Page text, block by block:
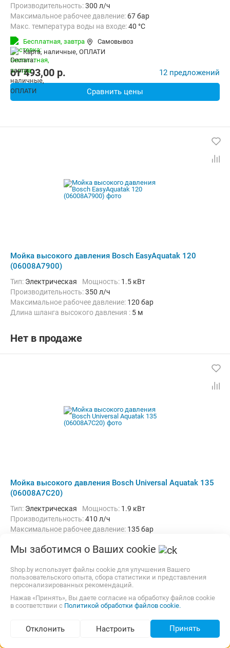
Подбор по параметрам (59)
Производительность:300 л/ч
Максимальное рабочее давление: 67 бар
Макс. температура воды на входе:40 °C
Длина шланга высокого давления :
Бесплатная, завтра
Самовывоз
карта, наличные, ОПЛАТИ
от493,00 p. 12 предложений
Сравнить цены
Мойка высокого давления Bosch EasyAquatak 120
(06008A7900)
Тип: Электрическая Мощность: 1.5 кВт
Производительность:350 л/ч
Максимальное рабочее давление: 120 бар
Длина шланга высокого давления : 5 м
Нет в продаже
Мойка высокого давления Bosch Universal Aquatak 135
(06008A7C20)
Тип: Электрическая Мощность: 1.9 кВт
Производительность:410 л/ч
Максимальное рабочее давление: 135 бар
Нет в продаже
Мы заботимся о Ваших cookie
Shop.by использует файлы cookie для улучшения Вашего
пользовательского опыта, сбора статистики и представления
персонализированных рекомендаций.
Нажав «Принять», Вы даете согласие на обработку файлов cookie
в соответствии с Политикой обработки файлов cookie.
Отклонить Настроить Принять